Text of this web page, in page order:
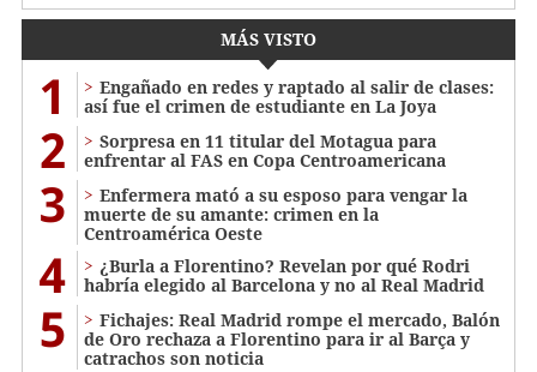
MÁS VISTO
1
Engañado en redes y raptado al salir de clases:
así fue el crimen de estudiante en La Joya
2
Sorpresa en 11 titular del Motagua para
enfrentar al FAS en Copa Centroamericana
3
Enfermera mató a su esposo para vengar la
muerte de su amante: crimen en la
Centroamérica Oeste
4
¿Burla a Florentino? Revelan por qué Rodri
habría elegido al Barcelona y no al Real Madrid
5
Fichajes: Real Madrid rompe el mercado, Balón
de Oro rechaza a Florentino para ir al Barça y
catrachos son noticia